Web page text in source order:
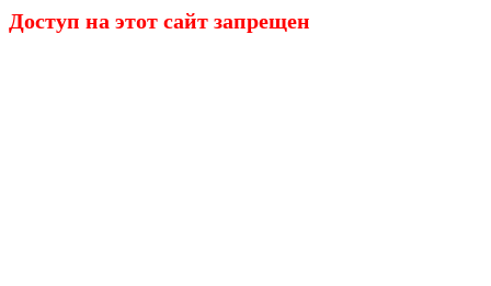
Доступ на этот сайт запрещен